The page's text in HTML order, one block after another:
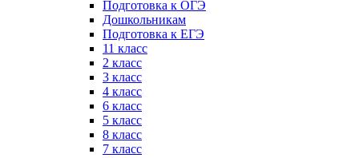
Подготовка к ОГЭ
Дошкольникам
Подготовка к ЕГЭ
11 класс
2 класс
3 класс
4 класс
6 класс
5 класс
8 класс
7 класс